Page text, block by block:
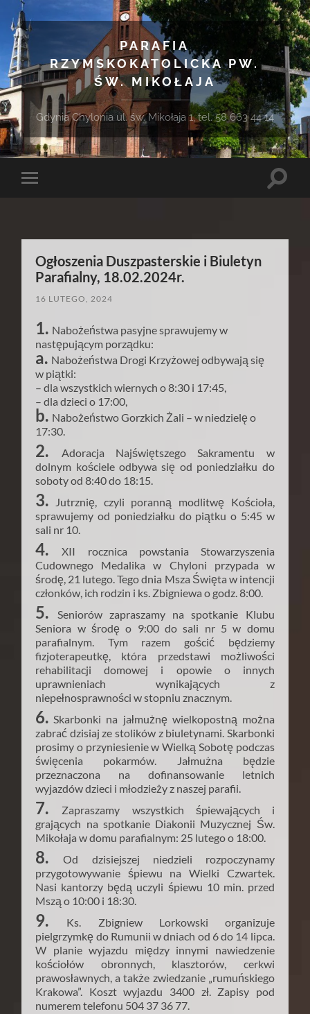
PARAFIA
RZYMSKOKATOLICKA PW.
ŚW. MIKOŁAJA
Gdynia Chylonia ul. św. Mikołaja 1, tel. 58 663 44 14
Toggle
Toggle
Ogłoszenia Duszpasterskie i Biuletyn
Parafialny, 18.02.2024r.
16 LUTEGO, 2024
1. Nabożeństwa pasyjne sprawujemy w
następującym porządku:
a. Nabożeństwa Drogi Krzyżowej odbywają się
w piątki:
– dla wszystkich wiernych o 8:30 i 17:45,
– dla dzieci o 17:00,
b. Nabożeństwo Gorzkich Żali – w niedzielę o
17:30.
2.
Adoracja Najświętszego Sakramentu w
dolnym kościele odbywa się od poniedziałku do
soboty od 8:40 do 18:15.
3. Jutrznię, czyli poranną modlitwę Kościoła,
sprawujemy od poniedziałku do piątku o 5:45 w
sali nr 10.
4.
XII rocznica powstania Stowarzyszenia
Cudownego Medalika w Chyloni przypada w
środę, 21 lutego. Tego dnia Msza Święta w intencji
członków, ich rodzin i ks. Zbigniewa o godz. 8:00.
5.
Seniorów zapraszamy na spotkanie Klubu
Seniora w środę o 9:00 do sali nr 5 w domu
parafialnym. Tym razem gościć będziemy
fizjoterapeutkę, która przedstawi możliwości
rehabilitacji domowej i opowie o innych
uprawnieniach wynikających z
niepełnosprawności w stopniu znacznym.
6. Skarbonki na jałmużnę wielkopostną można
zabrać dzisiaj ze stolików z biuletynami. Skarbonki
prosimy o przyniesienie w Wielką Sobotę podczas
święcenia pokarmów. Jałmużna będzie
przeznaczona na dofinansowanie letnich
wyjazdów dzieci i młodzieży z naszej parafii.
7.
Zapraszamy wszystkich śpiewających i
grających na spotkanie Diakonii Muzycznej Św.
Mikołaja w domu parafialnym: 25 lutego o 18:00.
8.
Od dzisiejszej niedzieli rozpoczynamy
przygotowywanie śpiewu na Wielki Czwartek.
Nasi kantorzy będą uczyli śpiewu 10 min. przed
Mszą o 10:00 i 18:30.
9.
Ks. Zbigniew Lorkowski organizuje
pielgrzymkę do Rumunii w dniach od 6 do 14 lipca.
W planie wyjazdu między innymi nawiedzenie
kościołów obronnych, klasztorów, cerkwi
prawosławnych, a także zwiedzanie „rumuńskiego
Krakowa”. Koszt wyjazdu 3400 zł. Zapisy pod
numerem telefonu 504 37 36 77.